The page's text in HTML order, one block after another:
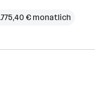
€ monatlich